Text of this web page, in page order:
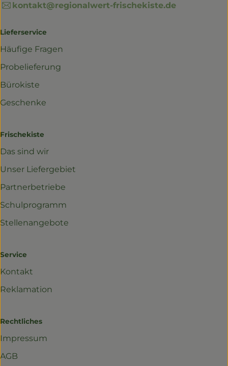
kontakt@regionalwert-frischekiste.de
Lieferservice
Häufige Fragen
Probelieferung
Bürokiste
Geschenke
Frischekiste
Das sind wir
Unser Liefergebiet
Partnerbetriebe
Schulprogramm
Stellenangebote
Service
Kontakt
Reklamation
Rechtliches
Impressum
AGB